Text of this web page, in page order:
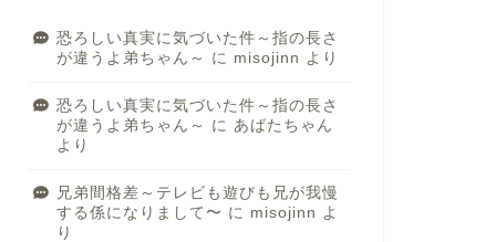
恐ろしい真実に気づいた件～指の長さ
が違うよ弟ちゃん～
に misojinn より
恐ろしい真実に気づいた件～指の長さ
が違うよ弟ちゃん～
に あばたちゃん
より
兄弟間格差～テレビも遊びも兄が我慢
する係になりまして〜 に misojinn よ
り